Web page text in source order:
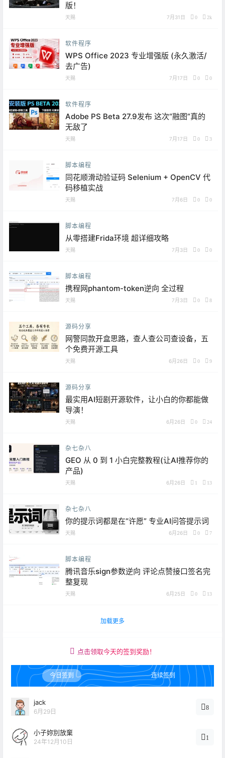
版！
天赐 7月31日 0 2k
软件程序
WPS Office 2023 专业增强版 (永久激活/
去广告)
天赐 7月17日 0 0
软件程序
Adobe PS Beta 27.9发布 这次“融图”真的
无敌了
天赐 7月17日 0 3
脚本编程
同花顺滑动验证码 Selenium + OpenCV 代
码移植实战
天赐 7月6日 0 0
脚本编程
从零搭建Frida环境 超详细攻略
天赐 7月3日 0 0
脚本编程
携程网phantom-token逆向 全过程
天赐 7月3日 0 8
源码分享
网警同款开盒思路，查人查公司查设备，五
个免费开源工具
天赐 6月26日 0 9
源码分享
最实用AI短剧开源软件，让小白的你都能做
导演！
天赐 6月26日 0 24
杂七杂八
GEO 从 0 到 1 小白完整教程(让AI推荐你的
产品)
天赐 6月26日 1 13
杂七杂八
你的提示词都是在“许愿” 专业AI问答提示词
天赐 6月26日 0 7
脚本编程
腾讯音乐sign参数逆向 评论点赞接口签名完
整复现
天赐 6月25日 0 13
加载更多
点击领取今天的签到奖励！
今日签到 连续签到
jack
6月29日
8
小子妳別放棄
24年12月10日
1